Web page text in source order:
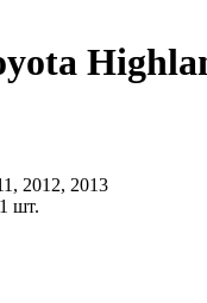
2012, 2013
шт.